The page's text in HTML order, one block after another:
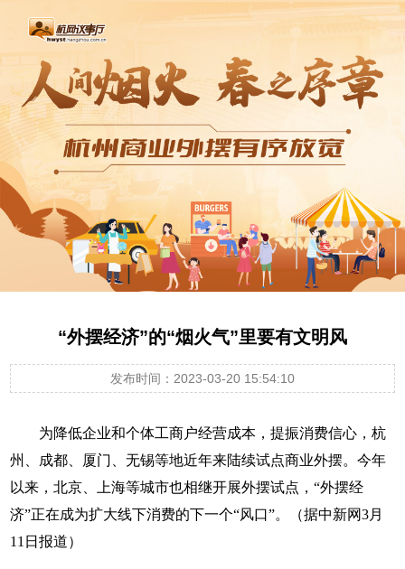
“外摆经济”的“烟火气”里要有文明风
发布时间：2023-03-20 15:54:10
为降低企业和个体工商户经营成本，提振消费信心，杭
州、成都、厦门、无锡等地近年来陆续试点商业外摆。今年
以来，北京、上海等城市也相继开展外摆试点，“外摆经
济”正在成为扩大线下消费的下一个“风口”。（据中新网3月
11日报道）